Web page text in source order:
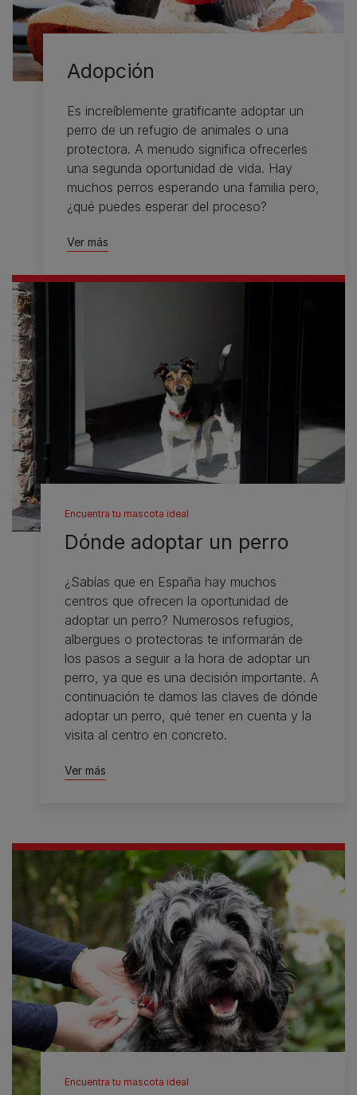
Adopción
Es increíblemente gratificante adoptar un
perro de un refugio de animales o una
protectora. A menudo significa ofrecerles
una segunda oportunidad de vida. Hay
muchos perros esperando una familia pero,
¿qué puedes esperar del proceso?
Ver más
Encuentra tu mascota ideal
Dónde adoptar un perro
¿Sabías que en España hay muchos
centros que ofrecen la oportunidad de
adoptar un perro? Numerosos refugios,
albergues o protectoras te informarán de
los pasos a seguir a la hora de adoptar un
perro, ya que es una decisión importante. A
continuación te damos las claves de dónde
adoptar un perro, qué tener en cuenta y la
visita al centro en concreto.
Ver más
Encuentra tu mascota ideal